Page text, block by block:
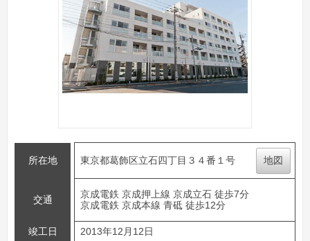
所在地 東京都葛飾区立石四丁目３４番１号 地図
交通
京成電鉄 京成押上線 京成立石 徒歩7分
京成電鉄 京成本線 青砥 徒歩12分
竣工日 2013年12月12日